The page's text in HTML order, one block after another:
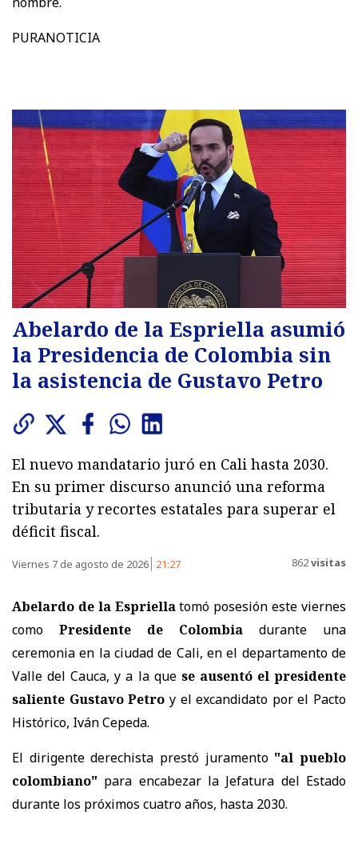
PURANOTICIA
Abelardo de la Espriella asumió
la Presidencia de Colombia sin
la asistencia de Gustavo Petro
El nuevo mandatario juró en Cali hasta 2030.
En su primer discurso anunció una reforma
tributaria y recortes estatales para superar el
déficit fiscal.
Viernes 7 de agosto de 2026 21:27 862visitas
Abelardo de la Espriellatomó posesión este viernes
como Presidente de Colombia durante una
ceremonia en la ciudad de Cali, en el departamento de
Valle del Cauca, y a la que se ausentó el presidente
saliente Gustavo Petro y el excandidato por el Pacto
Histórico, Iván Cepeda.
El dirigente derechista prestó juramento "al pueblo
colombiano" para encabezar la Jefatura del Estado
durante los próximos cuatro años, hasta 2030.